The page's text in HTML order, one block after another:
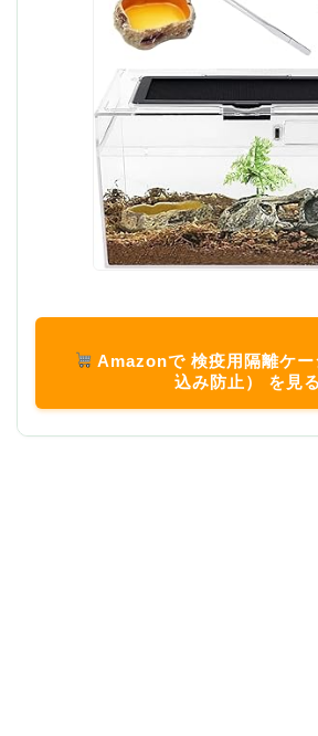
Amazonで 検疫用隔離ケー
込み防止） を見る